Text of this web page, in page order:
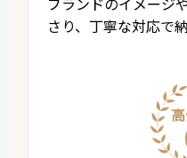
ブランドのイメージ
さり、丁寧な対応で